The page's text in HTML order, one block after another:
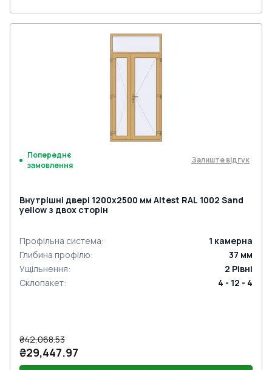
Попереднє
замовлення
Залиште відгук
Внутрішні двері 1200x2500 мм Altest RAL 1002 Sand
yellow з двох сторін
Профільна система: 1 камерна
Глибина профілю: 37 мм
Ущільнення: 2 Рівні
Склопакет: 4 - 12 - 4
₴42,068.53
₴29,447.97